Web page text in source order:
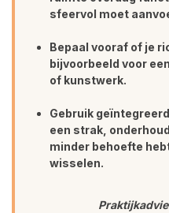
sfeervol moet
Bepaal vooraf of je
bijvoorbeeld voor
of kunstwerk.
Gebruik
een strak,
minder behoefte
wisselen.